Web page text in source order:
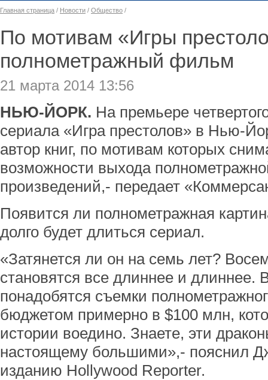
Главная страница / Новости / Общество /
По мотивам «Игры
полнометражный фильм
21 марта 2014 13:56
НЬЮ-ЙОРК. На премьере
сериала «Игра престолов» в Нью-
автор книг, по мотивам которых
возможности выхода
произведений,- передает
Появится ли полнометражная
долго будет длиться сериал.
«Затянется ли он на семь лет?
становятся все длиннее и длиннее.
понадобятся съемки
бюджетом примерно в $100 млн,
истории воедино. Знаете, эти
настоящему большими»,- пояснил
изданию Hollywood Reporter.